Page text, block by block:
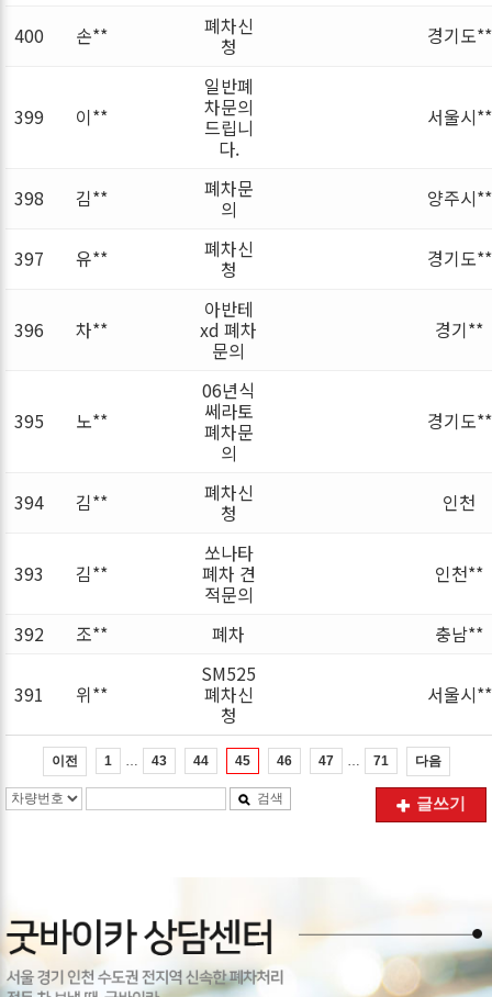
400 손** 폐차신
청 경기도**
399 이**
일반폐
차문의
드립니
다.
서울시**
398 김** 폐차문
의 양주시**
397 유** 폐차신
청 경기도**
396 차**
아반테
xd 폐차
문의
경기**
395 노**
06년식
쎄라토
폐차문
의
경기도**
394 김** 폐차신
청 인천
393 김**
쏘나타
폐차 견
적문의
인천**
392 조** 폐차 충남**
391 위**
SM525
폐차신
청
서울시**
이전 1 43 44 45 46 47 71 다음
검색 글쓰기